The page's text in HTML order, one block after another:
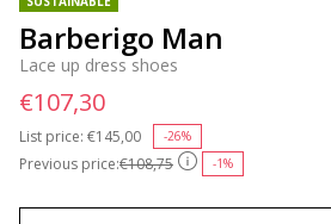
Barberigo Man
Lace up dress shoes
Previous price:€108,75 -1%
List price: Price reduced from
€145,00 -26%
€107,30